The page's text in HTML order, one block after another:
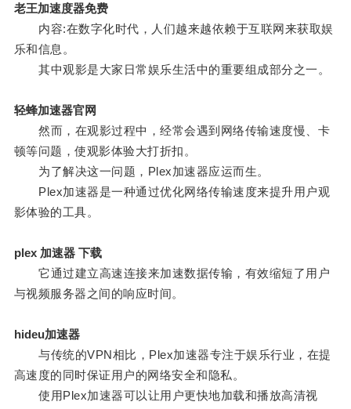
老王加速度器免费
内容:在数字化时代，人们越来越依赖于互联网来获取娱
乐和信息。
其中观影是大家日常娱乐生活中的重要组成部分之一。
轻蜂加速器官网
然而，在观影过程中，经常会遇到网络传输速度慢、卡
顿等问题，使观影体验大打折扣。
为了解决这一问题，Plex加速器应运而生。
Plex加速器是一种通过优化网络传输速度来提升用户观
影体验的工具。
plex 加速器 下载
它通过建立高速连接来加速数据传输，有效缩短了用户
与视频服务器之间的响应时间。
hideu加速器
与传统的VPN相比，Plex加速器专注于娱乐行业，在提
高速度的同时保证用户的网络安全和隐私。
使用Plex加速器可以让用户更快地加载和播放高清视